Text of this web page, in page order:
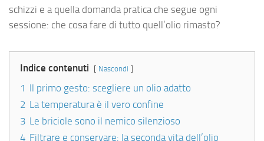
schizzi e a quella domanda pratica che segue ogni
sessione: che cosa fare di tutto quell’olio rimasto?
Indice contenuti Nascondi
1 Il primo gesto: scegliere un olio adatto
2 La temperatura è il vero confine
3 Le briciole sono il nemico silenzioso
4 Filtrare e conservare: la seconda vita dell’olio